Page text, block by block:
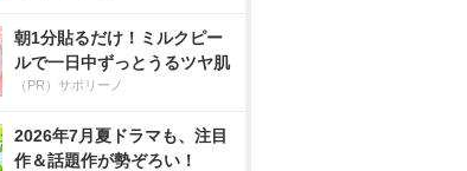
朝1分貼るだけ！ミルクピー
ルで一日中ずっとうるツヤ肌
（PR）サボリーノ
2026年7月夏ドラマも、注目
作＆話題作が勢ぞろい！